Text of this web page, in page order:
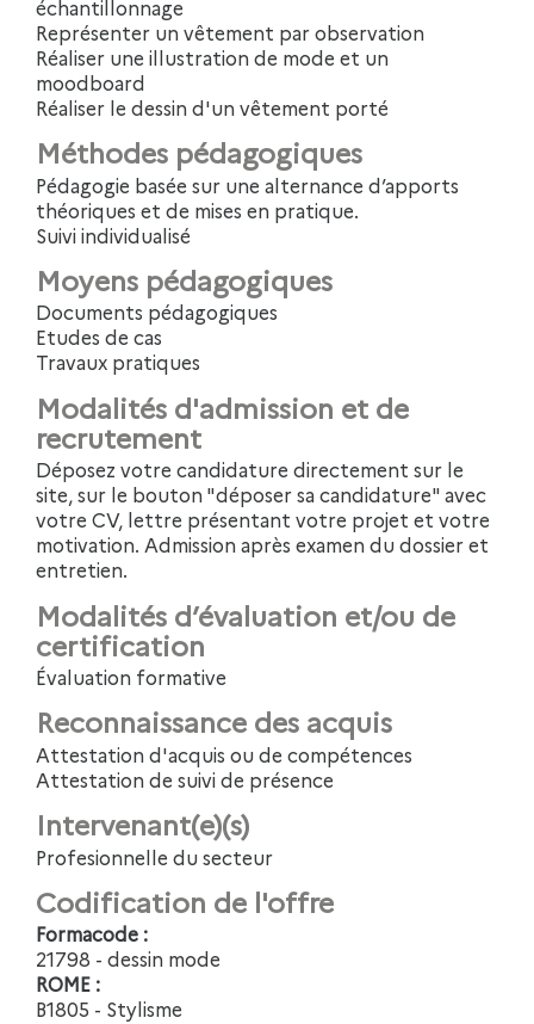
échantillonnage
Représenter un vêtement par observation
Réaliser une illustration de mode et un
moodboard
Réaliser le dessin d'un vêtement porté
Méthodes pédagogiques
Pédagogie basée sur une alternance d’apports
théoriques et de mises en pratique.
Suivi individualisé
Moyens pédagogiques
Documents pédagogiques
Etudes de cas
Travaux pratiques
Modalités d'admission et de
recrutement
Déposez votre candidature directement sur le
site, sur le bouton "déposer sa candidature" avec
votre CV, lettre présentant votre projet et votre
motivation. Admission après examen du dossier et
entretien.
Modalités d’évaluation et/ou de
certification
Évaluation formative
Reconnaissance des acquis
Attestation d'acquis ou de compétences
Attestation de suivi de présence
Intervenant(e)(s)
Profesionnelle du secteur
Codification de l'offre
Formacode :
21798 - dessin mode
ROME :
B1805 - Stylisme